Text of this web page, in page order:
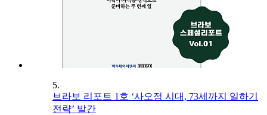
5.
브라보 리포트 1호 ‘사오정 시대, 73세까지 일하기
전략’ 발간